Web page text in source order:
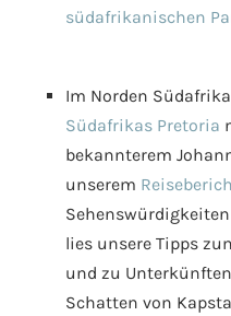
südafrikanischen
Im Norden
Südafrikas Pretoria
bekannterem
unserem
lies unsere Tipps
und zu
Schatten von